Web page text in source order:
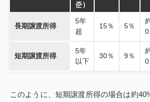
준）
長期譲渡所得
5年
超
15％ 5％
短期譲渡所得
5年
以下
30％ 9％
このように、短期譲渡所得の場合は約